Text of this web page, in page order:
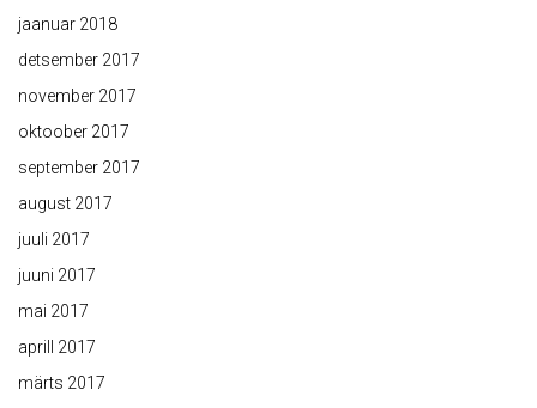
jaanuar 2018
detsember 2017
november 2017
oktoober 2017
september 2017
august 2017
juuli 2017
juuni 2017
mai 2017
aprill 2017
märts 2017